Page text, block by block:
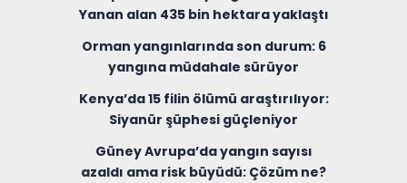
Yanan alan 435 bin hektara yaklaştı
Orman yangınlarında son durum: 6
yangına müdahale sürüyor
Kenya’da 15 filin ölümü araştırılıyor:
Siyanür şüphesi güçleniyor
Güney Avrupa’da yangın sayısı
azaldı ama risk büyüdü: Çözüm ne?